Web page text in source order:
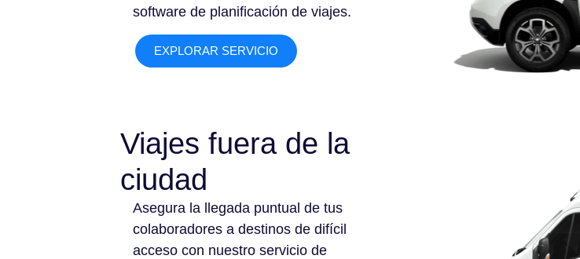
software de planificación de viajes.
EXPLORAR SERVICIO
Viajes fuera de la
ciudad
Asegura la llegada puntual de tus
colaboradores a destinos de difícil
acceso con nuestro servicio de